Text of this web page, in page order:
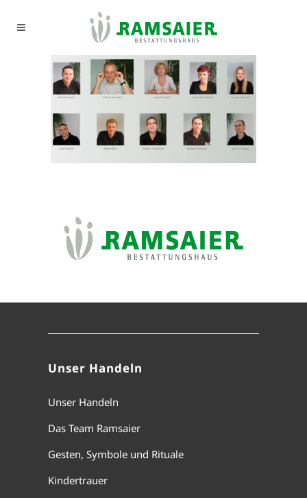
Unser Handeln
Unser Handeln
Das Team Ramsaier
Gesten, Symbole und Rituale
Kindertrauer